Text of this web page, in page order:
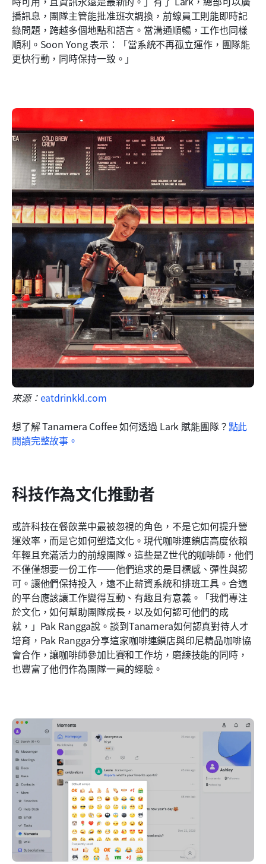
播訊息，團隊主管能批准班次調換，前線員工則能即時記
錄問題，跨越多個地點和語言。當溝通順暢，工作也同樣
順利。Soon Yong 表示：「當系統不再孤立運作，團隊能
更快行動，同時保持一致。」
來源：eatdrinkkl.com
想了解 Tanamera Coffee 如何透過 Lark 賦能團隊？點此
閱讀完整故事。
科技作為文化推動者
或許科技在餐飲業中最被忽視的角色，不是它如何提升營
運效率，而是它如何塑造文化。現代咖啡連鎖店高度依賴
年輕且充滿活力的前線團隊。這些是Z世代的咖啡師，他們
不僅僅想要一份工作——他們追求的是目標感、彈性與認
可。讓他們保持投入，遠不止薪資系統和排班工具。合適
的平台應該讓工作變得互動、有趣且有意義。「我們專注
於文化，如何幫助團隊成長，以及如何認可他們的成
就，」Pak Rangga說。談到Tanamera如何認真對待人才
培育，Pak Rangga分享這家咖啡連鎖店與印尼精品咖啡協
會合作，讓咖啡師參加比賽和工作坊，磨練技能的同時，
也豐富了他們作為團隊一員的經驗。